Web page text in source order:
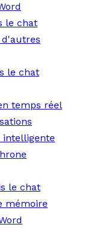
le chat
d'autres
le chat
temps réel
intelligente
le chat
mémoire